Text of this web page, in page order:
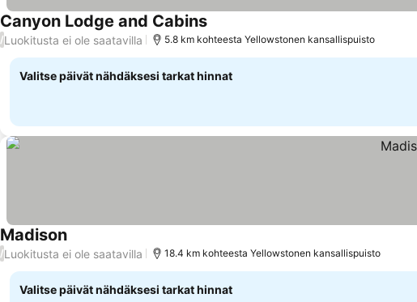
Canyon Lodge and Cabins
/Luokitusta ei ole saatavilla 5.8 km kohteesta Yellowstonen kansallispuisto
Valitse päivät nähdäksesi tarkat hinnat
Madison
/Luokitusta ei ole saatavilla 18.4 km kohteesta Yellowstonen kansallispuisto
Valitse päivät nähdäksesi tarkat hinnat